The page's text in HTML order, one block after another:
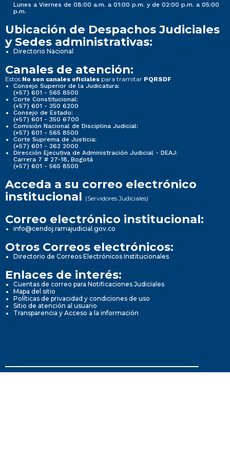
Lunes a Viernes de 08:00 a.m. a 01:00 p.m. y de 02:00 p.m. a 05:00
p.m.
Ubicación de Despachos Judiciales
y Sedes administrativas:
Directorio Nacional
Canales de atención:
Estos No son canales oficiales para tramitar PQRSDF
Consejo Superior de la Judicatura:
(+57) 601 - 565 8500
Corte Constitucional:
(+57) 601 - 350 6200
Consejo de Estado:
(+57) 601 - 350 6700
Comisión Nacional de Disciplina Judicial:
(+57) 601 - 565 8500
Corte Suprema de Justicia:
(+57) 601 - 362 2000
Dirección Ejecutiva de Administración Judicial - DEAJ:
Carrera 7 # 27-18, Bogotá
(+57) 601 - 565 8500
Acceda a su correo electrónico
institucional (Servidores Judiciales)
Correo electrónico institucional:
info@cendoj.ramajudicial.gov.co
Otros Correos electrónicos:
Directorio de Correos Electrónicos Institucionales
Enlaces de interés:
Cuentas de correo para Notificaciones Judiciales
Mapa del sitio
Políticas de privacidad y condiciones de uso
Sitio de atención al usuario
Transparencia y Acceso a la información